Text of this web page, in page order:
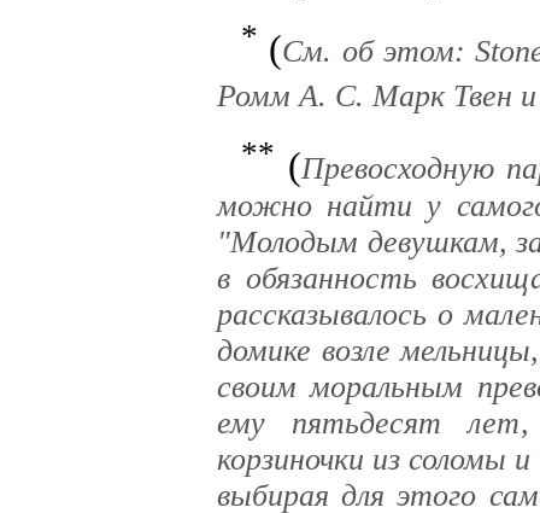
* (См. об этом:
Ромм А. С. Марк Твен и
** (Превосходную
можно найти у
"Молодым девушкам,
в обязанность
рассказывалось о
домике возле
своим моральным
ему пятьдесят
корзиночки из соломы
выбирая для этого